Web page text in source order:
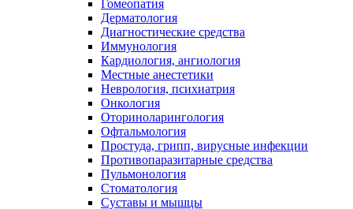
Гомеопатия
Дерматология
Диагностические средства
Иммунология
Кардиология, ангиология
Местные анестетики
Неврология, психиатрия
Онкология
Оториноларингология
Офтальмология
Простуда, грипп, вирусные инфекции
Противопаразитарные средства
Пульмонология
Стоматология
Суставы и мышцы